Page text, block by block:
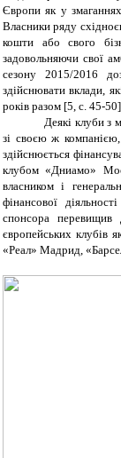
Європи як у
Власники ряду
кошти або свого
задовольняючи свої
сезону 2015/2016
здійснювати вклади,
років разом [5, с. 45-
Деякі клуби з
зі своєю ж
здійснюється
клубом «Дниамо»
власником і
фінансової
спонсора перевищив
європейських клубів
«Реал» Мадрид,